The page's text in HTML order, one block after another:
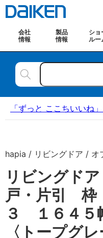
会社
情報
製品
情報
ショ
ルー
「ずっと ここちいいね
hapia / リビングドア / オ
リビングド
戸・片引 枠
３ １６４
〈トープグ